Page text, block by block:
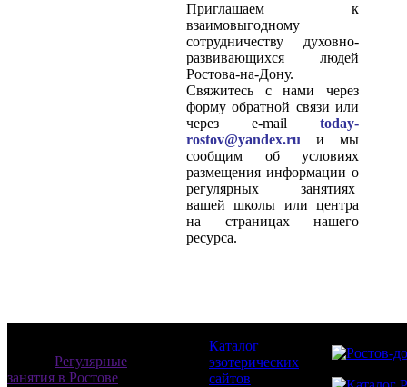
Приглашаем к
взаимовыгодному
сотрудничеству духовно-
развивающихся людей
Ростова-на-Дону.
Свяжитесь с нами через
форму обратной связи или
через e-mail today-
rostov@yandex.ru и мы
сообщим об условиях
размещения информации о
регулярных занятиях
вашей школы или центра
на страницах нашего
ресурса.
Регулярные
занятия в Ростове
Каталог
эзотерических
сайтов